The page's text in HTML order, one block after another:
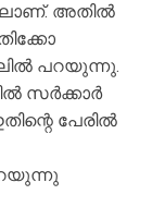
അതിൽ
പറയുന്നു.
സർക്കാർ
പേരിൽ